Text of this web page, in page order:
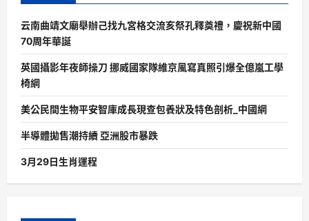
云南曲靖文廟舉辦己找九宮格交流亥祭孔釋奠禮，慶祝新中國
70周年華誕
英國攝影年夜師操刀 挪威國家隊維京風寫真照引爆全億嵐工學
椅網
美公民間生物平安智庫成長現查包養狀及特色剖析_中國網
半導體拋售潮持續 亞洲股市暴跌
3月29日生肖運程